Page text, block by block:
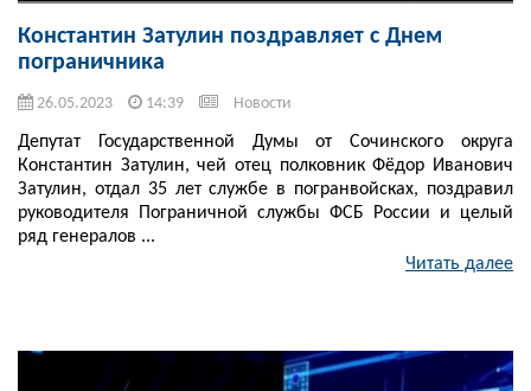
Константин Затулин поздравляет с Днем
пограничника
26.05.2023 14:39 Новости
Депутат Государственной Думы от Сочинского округа
Константин Затулин, чей отец полковник Фёдор Иванович
Затулин, отдал 35 лет службе в погранвойсках, поздравил
руководителя Пограничной службы ФСБ России и целый
ряд генералов ...
Читать далее